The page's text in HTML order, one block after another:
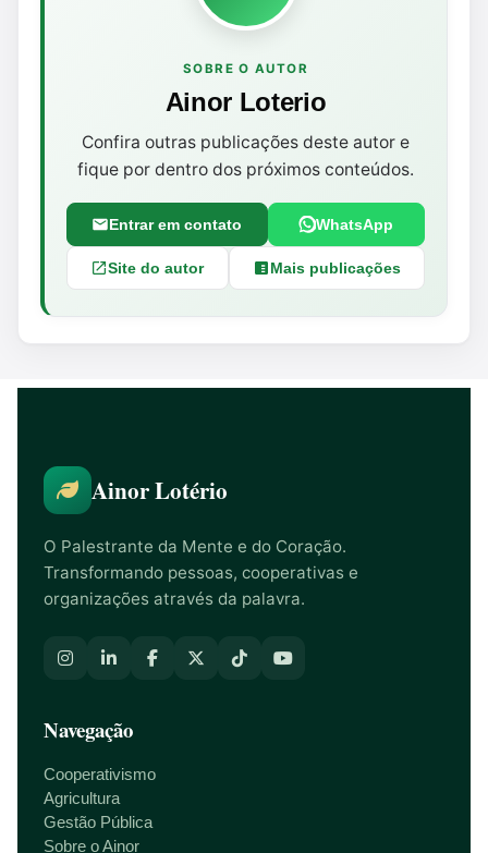
SOBRE O AUTOR
Ainor Loterio
Confira outras publicações deste autor e
fique por dentro dos próximos conteúdos.
Entrar em contato WhatsApp
Site do autor Mais publicações
Ainor Lotério
O Palestrante da Mente e do Coração.
Transformando pessoas, cooperativas e
organizações através da palavra.
Navegação
Cooperativismo
Agricultura
Gestão Pública
Sobre o Ainor